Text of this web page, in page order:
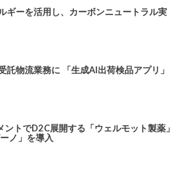
ギーを活用し、カーボンニュートラル実
託物流業務に 「生成AI出荷検品アプリ」
ントでD2C展開する「ウェルモット製薬」
ノ」を導入